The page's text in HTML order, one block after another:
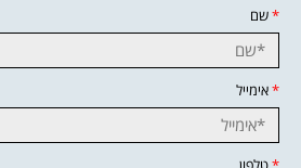
*שם
*אימייל